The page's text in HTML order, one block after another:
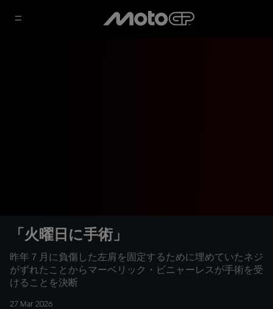
「火曜日に手術」
昨年７月に負傷した左肩を固定するために埋めていたネジ
がずれたことからマーベリック・ビニャーレスが手術を受
けることを決断
27 Mar 2026